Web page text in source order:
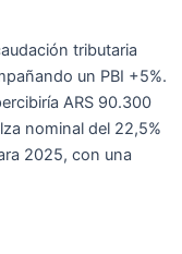
tributaria
un PBI +5%.
ARS 90.300
nominal del 22,5%
2025, con una